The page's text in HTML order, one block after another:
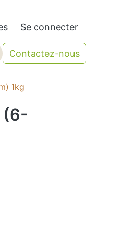
Se connecter
Contactez-nous
1kg
(6-